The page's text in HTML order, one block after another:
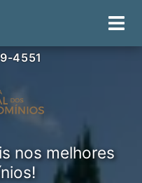
4551
nos melhores